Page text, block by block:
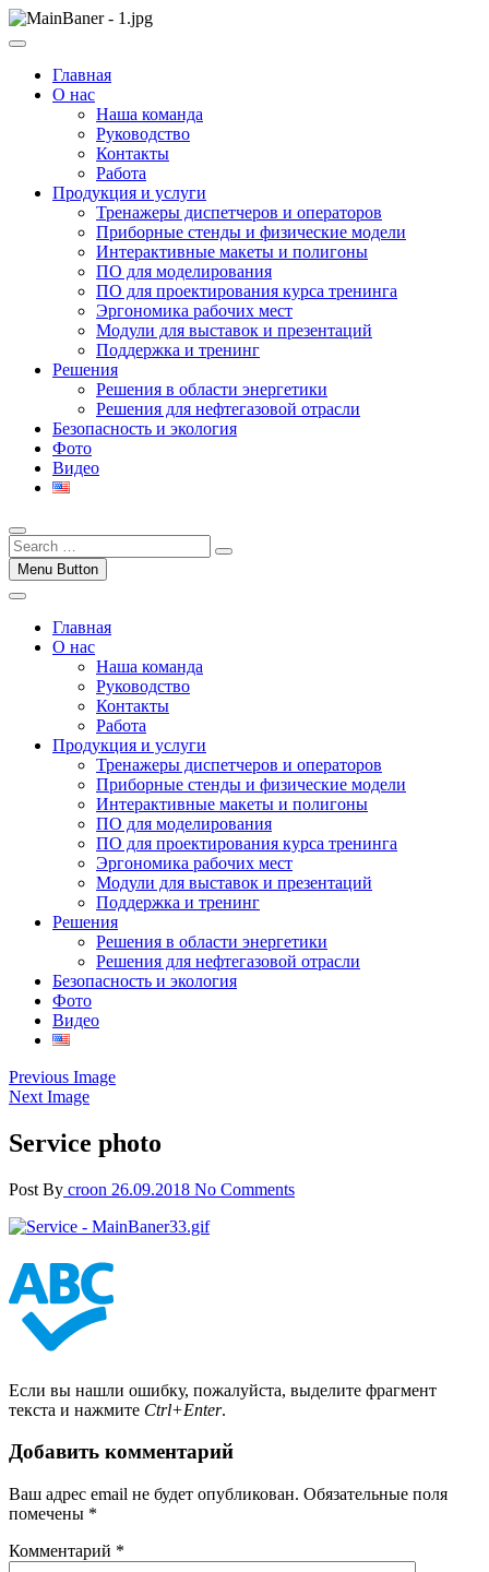
Skip
to
ООО НПП "АТП"
ООО НПП "АТП" – разработка тренажерных комплексов
Главная
О нас
Наша команда
Руководство
Контакты
Работа
Продукция и услуги
Тренажеры диспетчеров и операторов
Приборные стенды и физические модели
Интерактивные макеты и полигоны
ПО для моделирования
ПО для проектирования курса тренинга
Эргономика рабочих мест
Модули для выставок и презентаций
Поддержка и тренинг
Решения
Решения в области энергетики
Решения для нефтегазовой отрасли
Безопасность и экология
Фото
Видео
Menu Button
Главная
О нас
Наша команда
Руководство
Контакты
Работа
Продукция и услуги
Тренажеры диспетчеров и операторов
Приборные стенды и физические модели
Интерактивные макеты и полигоны
ПО для моделирования
ПО для проектирования курса тренинга
Эргономика рабочих мест
Модули для выставок и презентаций
Поддержка и тренинг
Решения
Решения в области энергетики
Решения для нефтегазовой отрасли
Безопасность и экология
Фото
Видео
Previous Image
Next Image
Service photo
Post By croon 26.09.2018 No Comments
Если вы нашли ошибку, пожалуйста, выделите фрагмент
текста и нажмите Ctrl+Enter.
Добавить комментарий
Ваш адрес email не будет опубликован. Обязательные поля
помечены *
Комментарий *